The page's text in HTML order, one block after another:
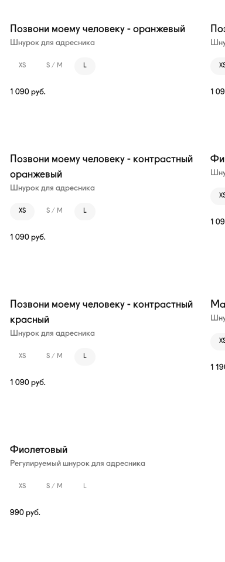
Позвони моему человеку - оранжевый
Шнурок для адресника
XS S / M L
1 090руб. 1
Позвони моему человеку - контрастный
оранжевый
Шнурок для адресника
XS S / M L
1 090руб.
1
Позвони моему человеку - контрастный
красный
Шнурок для адресника
XS S / M L
1 090руб.
1
Фиолетовый
Регулируемый шнурок для адресника
XS S / M L
990руб.